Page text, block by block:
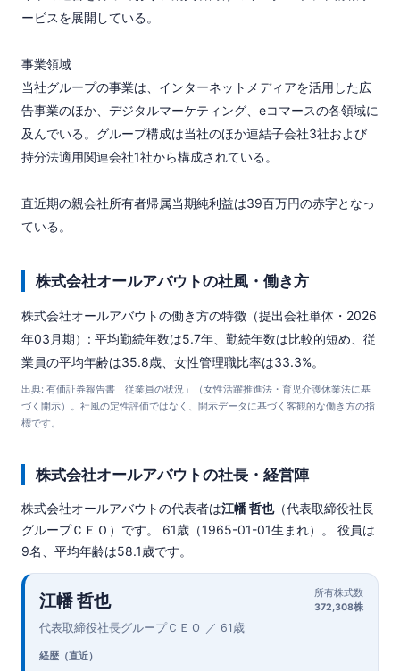
ービスを展開している。
事業領域
当社グループの事業は、インターネットメディアを活用した広
告事業のほか、デジタルマーケティング、eコマースの各領域に
及んでいる。グループ構成は当社のほか連結子会社3社および
持分法適用関連会社1社から構成されている。
直近期の親会社所有者帰属当期純利益は39百万円の赤字となっ
ている。
株式会社オールアバウトの社風・働き方
株式会社オールアバウトの働き方の特徴（提出会社単体・2026
年03月期）: 平均勤続年数は5.7年、勤続年数は比較的短め、従
業員の平均年齢は35.8歳、女性管理職比率は33.3%。
出典: 有価証券報告書「従業員の状況」（女性活躍推進法・育児介護休業法に基
づく開示）。社風の定性評価ではなく、開示データに基づく客観的な働き方の指
標です。
株式会社オールアバウトの社長・経営陣
株式会社オールアバウトの代表者は江幡 哲也（代表取締役社長
グループＣＥＯ）です。 61歳（1965-01-01生まれ）。 役員は
9名、平均年齢は58.1歳です。
江幡 哲也
代表取締役社長グループＣＥＯ ／ 61歳
所有株式数
372,308株
経歴（直近）